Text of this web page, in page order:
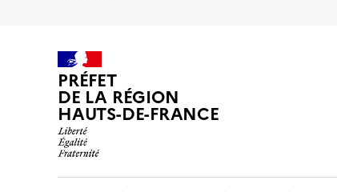
PRÉFET
DE LA RÉGION
HAUTS-DE-FRANCE